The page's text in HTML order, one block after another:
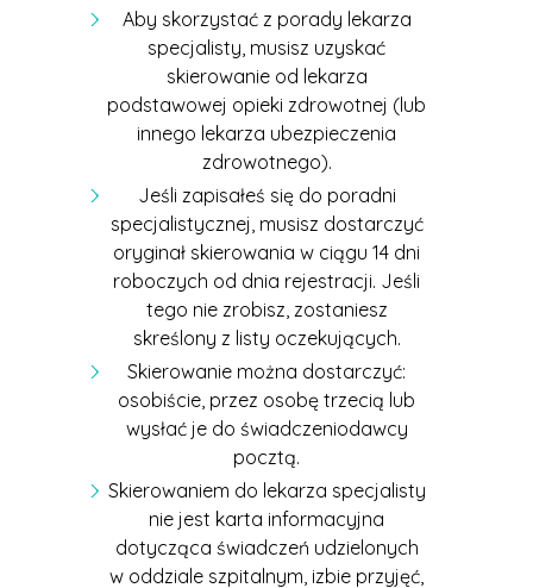
Aby skorzystać z porady lekarza
specjalisty, musisz uzyskać
skierowanie od lekarza
podstawowej opieki zdrowotnej (lub
innego lekarza ubezpieczenia
zdrowotnego).
Jeśli zapisałeś się do poradni
specjalistycznej, musisz dostarczyć
oryginał skierowania w ciągu 14 dni
roboczych od dnia rejestracji. Jeśli
tego nie zrobisz, zostaniesz
skreślony z listy oczekujących.
Skierowanie można dostarczyć:
osobiście, przez osobę trzecią lub
wysłać je do świadczeniodawcy
pocztą.
Skierowaniem do lekarza specjalisty
nie jest karta informacyjna
dotycząca świadczeń udzielonych
w oddziale szpitalnym, izbie przyjęć,